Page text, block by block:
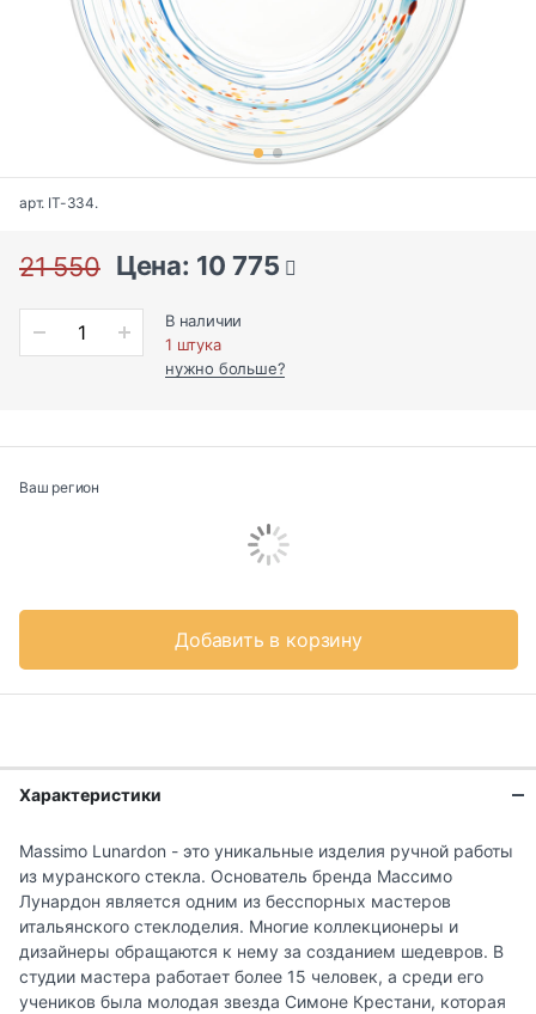
арт. IT-334.
21 550 Цена: 10 775
В наличии
1 штука
нужно больше?
Ваш регион
Добавить в корзину
Характеристики
Massimo Lunardon - это уникальные изделия ручной работы
из муранского стекла. Основатель бренда Массимо
Лунардон является одним из бесспорных мастеров
итальянского стеклоделия. Многие коллекционеры и
дизайнеры обращаются к нему за созданием шедевров. В
студии мастера работает более 15 человек, а среди его
учеников была молодая звезда Симоне Крестани, которая